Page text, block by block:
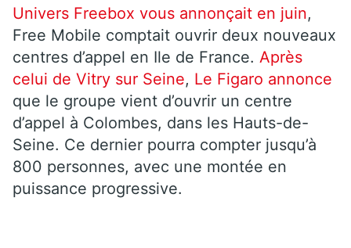
Univers Freebox vous annonçait en juin,
Free Mobile comptait ouvrir deux nouveaux
centres d’appel en Ile de France. Après
celui de Vitry sur Seine, Le Figaro annonce
que le groupe vient d’ouvrir un centre
d’appel à Colombes, dans les Hauts-de-
Seine. Ce dernier pourra compter jusqu’à
800 personnes, avec une montée en
puissance progressive.